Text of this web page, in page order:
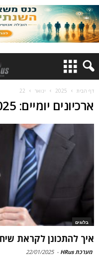
דף הבית 2025 ינואר 22
ארכיונים יומיים: 22/01/2025
בלוגים
איך להתכונן לקראת
מערכת HRus -
22/01/2025